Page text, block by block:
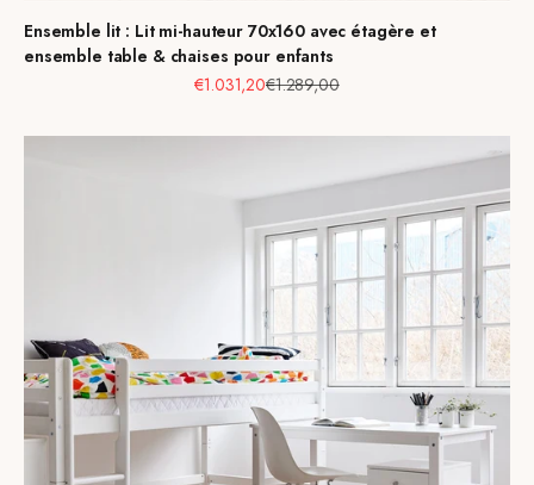
Ensemble lit : Lit mi-hauteur 70x160 avec étagère et
ensemble table & chaises pour enfants
Prix de vente
€1.031,20Prix normal
€1.289,00